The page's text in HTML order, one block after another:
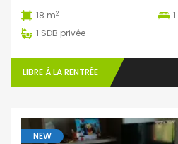
18 m2 1
1 SDB privée
LIBRE À LA RENTRÉE
NEW